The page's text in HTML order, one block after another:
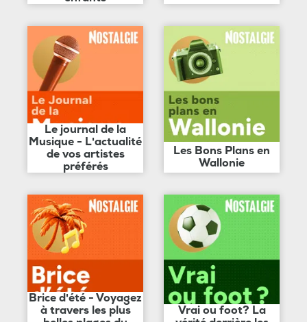
Le journal de la
Musique - L'actualité
de vos artistes
préférés
Les Bons Plans en
Wallonie
Brice d'été - Voyagez
à travers les plus
Vrai ou foot? La